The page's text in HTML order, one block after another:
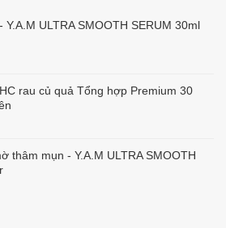
Y.A.M ULTRA SMOOTH SERUM 30ml
rau củ quả Tổng hợp Premium 30
thâm mụn - Y.A.M ULTRA SMOOTH